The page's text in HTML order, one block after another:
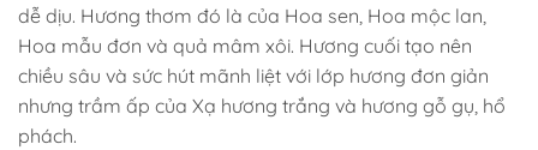
dễ dịu. Hương thơm đó là của Hoa sen, Hoa mộc lan,
Hoa mẫu đơn và quả mâm xôi. Hương cuối tạo nên
chiều sâu và sức hút mãnh liệt với lớp hương đơn giản
nhưng trầm ấp của Xạ hương trắng và hương gỗ gụ, hổ
phách.